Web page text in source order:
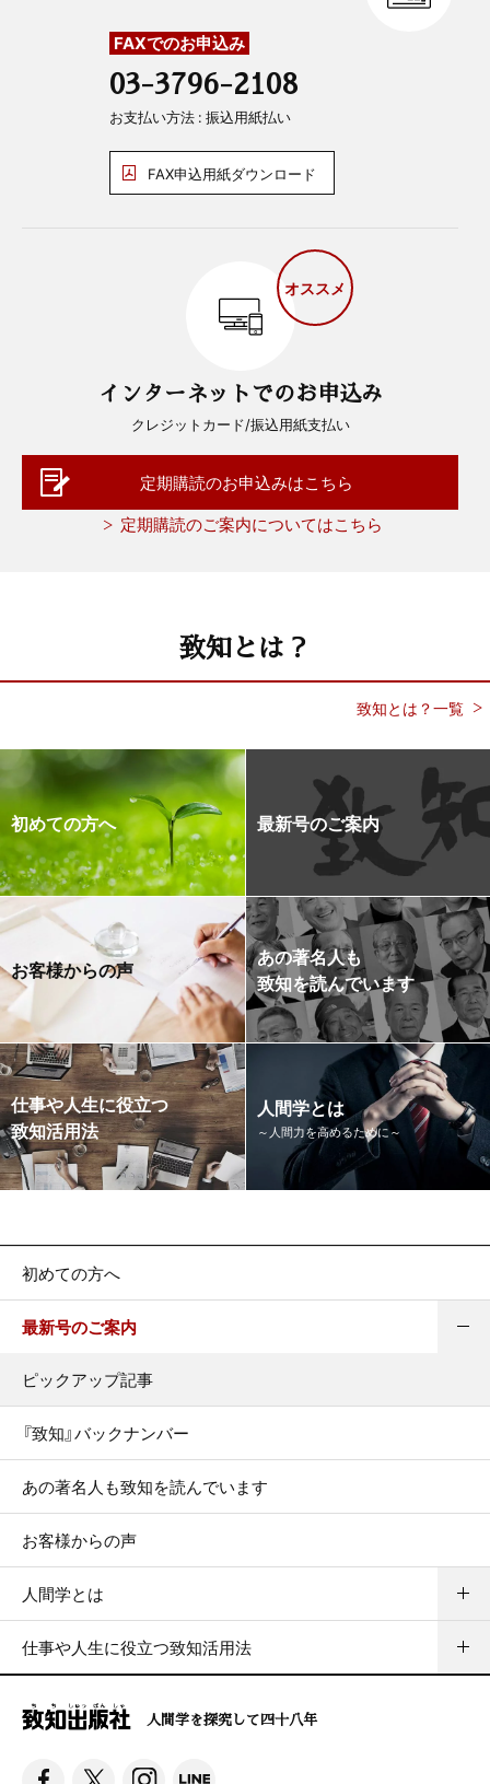
FAXでのお申込み
03-3796-2108
お支払い方法 : 振込用紙払い
FAX申込用紙ダウンロード
オススメ
インターネットでのお申込み
クレジットカード/振込用紙支払い
定期購読のお申込みはこちら
定期購読のご案内についてはこちら
致知とは？
致知とは？一覧
初めての方へ 最新号のご案内
お客様からの声
あの著名人も
致知を読んでいます
仕事や人生に役立つ
致知活用法
人間学とは
～人間力を高めるために～
初めての方へ
最新号のご案内
ピックアップ記事
『致知』バックナンバー
あの著名人も致知を読んでいます
お客様からの声
人間学とは
仕事や人生に役立つ致知活用法
人間学を探究して四十八年